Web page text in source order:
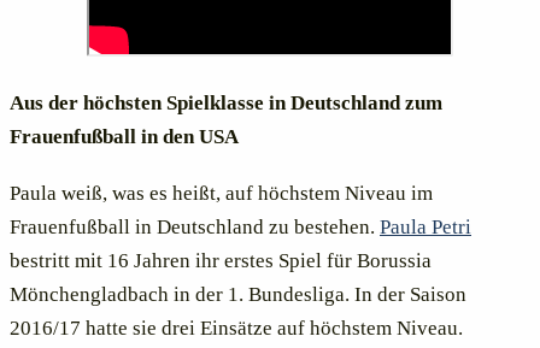
Aus der höchsten Spielklasse in Deutschland zum
Frauenfußball in den USA
Paula weiß, was es heißt, auf höchstem Niveau im
Frauenfußball in Deutschland zu bestehen. Paula Petri
bestritt mit 16 Jahren ihr erstes Spiel für Borussia
Mönchengladbach in der 1. Bundesliga. In der Saison
2016/17 hatte sie drei Einsätze auf höchstem Niveau.